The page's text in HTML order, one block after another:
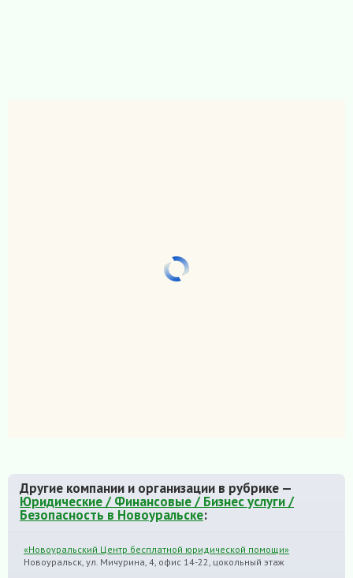
Другие компании и организации в рубрике —
Юридические / Финансовые / Бизнес услуги /
Безопасность в Новоуральске:
«Новоуральский Центр бесплатной юридической помощи»
Новоуральск, ул. Мичурина, 4, офис 14-22, цокольный этаж